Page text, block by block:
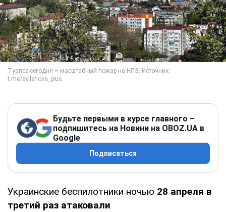
Будьте первыми в курсе главного –
подпишитесь на Новини на OBOZ.UA в
Google
Подписаться
Украинские беспилотники ночью 28 апреля в
третий раз атаковали